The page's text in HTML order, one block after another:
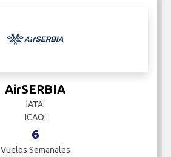
AirSERBIA
IATA:
ICAO:
6
Vuelos Semanales